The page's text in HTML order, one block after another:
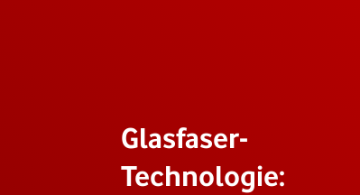
Glasfaser-
Technologie: